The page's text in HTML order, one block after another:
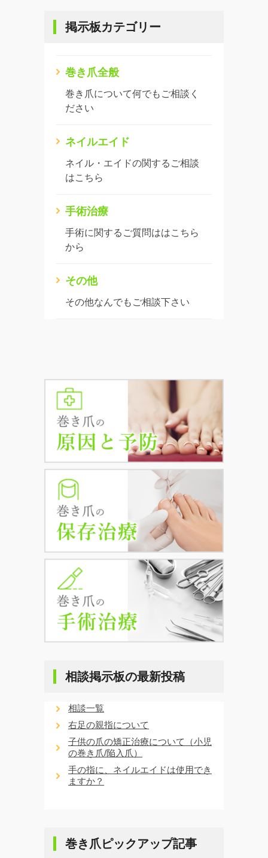
掲示板カテゴリー
巻き爪全般
巻き爪について何でもご相談く
ださい
ネイルエイド
ネイル・エイドの関するご相談
はこちら
手術治療
手術に関するご質問ははこちら
から
その他
その他なんでもご相談下さい
相談掲示板の最新投稿
相談一覧
右足の親指について
子供の爪の矯正治療について（小児
の巻き爪/陥入爪）
手の指に、ネイルエイドは使用でき
ますか？
巻き爪ピックアップ記事